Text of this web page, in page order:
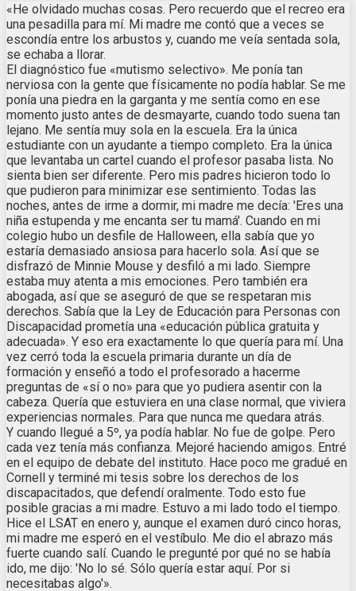
«He olvidado muchas cosas. Pero recuerdo que el recreo era
una pesadilla para mí. Mi madre me contó que a veces se
escondía entre los arbustos y, cuando me veía sentada sola,
se echaba a llorar.
El diagnóstico fue «mutismo selectivo». Me ponía tan
nerviosa con la gente que físicamente no podía hablar. Se me
ponía una piedra en la garganta y me sentía como en ese
momento justo antes de desmayarte, cuando todo suena tan
lejano. Me sentía muy sola en la escuela. Era la única
estudiante con un ayudante a tiempo completo. Era la única
que levantaba un cartel cuando el profesor pasaba lista. No
sienta bien ser diferente. Pero mis padres hicieron todo lo
que pudieron para minimizar ese sentimiento. Todas las
noches, antes de irme a dormir, mi madre me decía: 'Eres una
niña estupenda y me encanta ser tu mamá'. Cuando en mi
colegio hubo un desfile de Halloween, ella sabía que yo
estaría demasiado ansiosa para hacerlo sola. Así que se
disfrazó de Minnie Mouse y desfiló a mi lado. Siempre
estaba muy atenta a mis emociones. Pero también era
abogada, así que se aseguró de que se respetaran mis
derechos. Sabía que la Ley de Educación para Personas con
Discapacidad prometía una «educación pública gratuita y
adecuada». Y eso era exactamente lo que quería para mí. Una
vez cerró toda la escuela primaria durante un día de
formación y enseñó a todo el profesorado a hacerme
preguntas de «sí o no» para que yo pudiera asentir con la
cabeza. Quería que estuviera en una clase normal, que viviera
experiencias normales. Para que nunca me quedara atrás.
Y cuando llegué a 5º, ya podía hablar. No fue de golpe. Pero
cada vez tenía más confianza. Mejoré haciendo amigos. Entré
en el equipo de debate del instituto. Hace poco me gradué en
Cornell y terminé mi tesis sobre los derechos de los
discapacitados, que defendí oralmente. Todo esto fue
posible gracias a mi madre. Estuvo a mi lado todo el tiempo.
Hice el LSAT en enero y, aunque el examen duró cinco horas,
mi madre me esperó en el vestíbulo. Me dio el abrazo más
fuerte cuando salí. Cuando le pregunté por qué no se había
ido, me dijo: 'No lo sé. Sólo quería estar aquí. Por si
necesitabas algo'».